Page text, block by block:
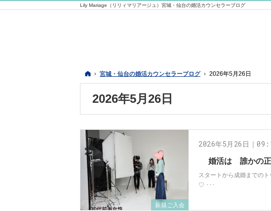
ホーム
宮城・仙台の婚活カウンセラーブログ 2026年5月26日
2026年5月26日
Lily Mariage（リリィマリアージュ）宮城・仙台の婚活カウンセラーブログ
新規ご入会
婚活は 誰かの
2026年5月26日｜
スタートから成婚までの
♡ ･･･
ホーム
宮城・仙台の婚活カウンセラーブログ 2026年5月26日